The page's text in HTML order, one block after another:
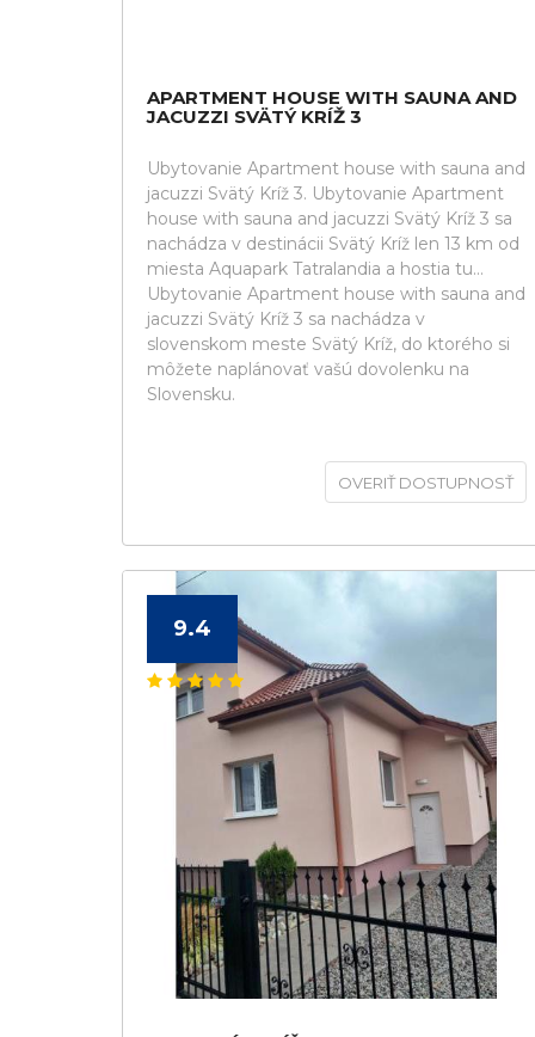
APARTMENT HOUSE WITH SAUNA AND
JACUZZI SVÄTÝ KRÍŽ 3
Ubytovanie Apartment house with sauna and
jacuzzi Svätý Kríž 3. Ubytovanie Apartment
house with sauna and jacuzzi Svätý Kríž 3 sa
nachádza v destinácii Svätý Kríž len 13 km od
miesta Aquapark Tatralandia a hostia tu...
Ubytovanie Apartment house with sauna and
jacuzzi Svätý Kríž 3 sa nachádza v
slovenskom meste Svätý Kríž, do ktorého si
môžete naplánovať vašú dovolenku na
Slovensku.
OVERIŤ DOSTUPNOSŤ
9.4